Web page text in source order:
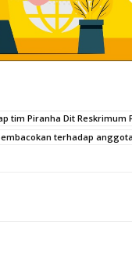
tim Piranha Dit Reskrimum
terhadap